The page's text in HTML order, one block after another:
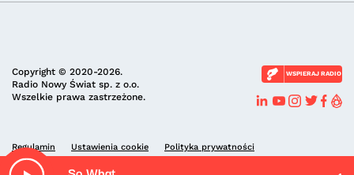
Copyright © 2020-2026.
Radio Nowy Świat sp. z o.o.
Wszelkie prawa zastrzeżone.
WSPIERAJ RADIO
Regulamin Ustawienia cookie Polityka prywatności